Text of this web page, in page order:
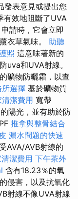
發表意見或提出您
有效地阻斷了UVA
申請時，它會立即
衣草氣味。 助聽
照 這意味著新的
uva和UVA射線。
礦物防曬霜，以查
選擇 基於礦物質
清潔費用 寬帶
陽光，並有助於防
推拿與整骨結合
漏水問題的快速
AVA/AVB射線的
清潔費用 下午茶外
含有18.23％的氧
侵害，以及抗氧化
射線不像UVA射線